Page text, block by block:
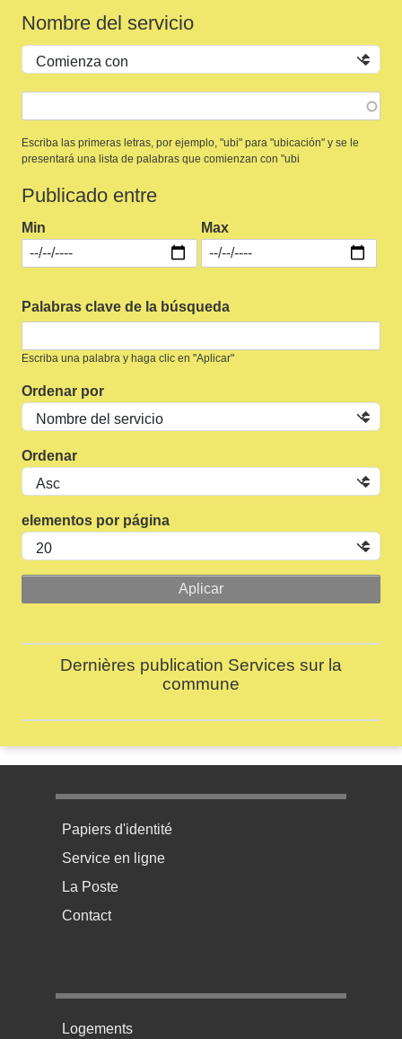
Nombre del servicio
Operador
Escriba las primeras letras, por ejemplo, "ubi" para "ubicación" y se le
presentará una lista de palabras que comienzan con "ubi
Publicado entre
Min Max
Palabras clave de la búsqueda
Escriba una palabra y haga clic en "Aplicar"
Ordenar por
Ordenar
elementos por página
Dernières publication Services sur la
commune
Menu pratique bas de page 1
Papiers d'identité
Service en ligne
La Poste
Contact
Menu pratique bas de page 2
Logements